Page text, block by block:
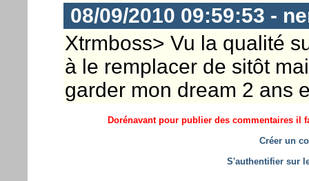
08/09/2010 09:59:53 -
Xtrmboss> Vu la qualité
à le remplacer de sitôt
garder mon dream 2 ans
Dorénavant pour publier des commentaires il
Créer un
S'authentifier sur